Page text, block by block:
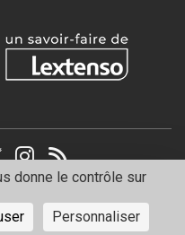
donne le contrôle sur
Personnaliser